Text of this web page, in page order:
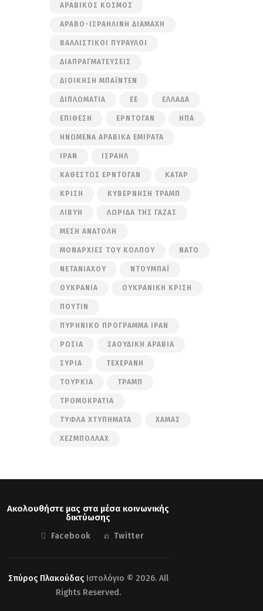
ΑΡΑΒΙΚΌΣ ΚΌΣΜΟΣ
ΑΡΑΒΟ-ΙΣΡΑΗΛΙΝΉ ΔΙΑΜΆΧΗ
ΒΑΛΛΙΣΤΙΚΟΊ ΠΎΡΑΥΛΟΙ
ΔΙΑΠΡΑΓΜΑΤΕΎΣΕΙΣ
ΔΙΟΊΚΗΣΗ ΜΠΆΙΝΤΕΝ
ΔΙΠΛΩΜΑΤΊΑ ΕΕ ΕΛΛΆΔΑ
ΕΠΊΘΕΣΗ ΕΡΝΤΟΓΆΝ ΗΠΑ
ΗΝΩΜΈΝΑ ΑΡΑΒΙΚΆ ΕΜΙΡΆΤΑ
ΙΡΆΝ ΙΣΡΑΉΛ
ΚΑΘΕΣΤΏΣ ΕΡΝΤΟΓΆΝ ΚΑΤΆΡ
ΚΡΊΣΗ ΚΥΒΈΡΝΗΣΗ ΤΡΑΜΠ
ΛΙΒΎΗ ΛΩΡΊΔΑ ΤΗΣ ΓΆΖΑΣ
ΜΈΣΗ ΑΝΑΤΟΛΉ
ΜΟΝΑΡΧΊΕΣ ΤΟΥ ΚΌΛΠΟΥ ΝΑΤΟ
ΝΕΤΑΝΙΆΧΟΥ ΝΤΟΥΜΠΆΙ
ΟΥΚΡΑΝΊΑ ΟΥΚΡΑΝΙΚΉ ΚΡΊΣΗ
ΠΟΎΤΙΝ
ΠΥΡΗΝΙΚΌ ΠΡΌΓΡΑΜΜΑ ΙΡΆΝ
ΡΩΣΊΑ ΣΑΟΥΔΙΚΉ ΑΡΑΒΊΑ
ΣΥΡΊΑ ΤΕΧΕΡΆΝΗ
ΤΟΥΡΚΊΑ ΤΡΑΜΠ
ΤΡΟΜΟΚΡΑΤΊΑ
ΤΥΦΛΆ ΧΤΥΠΉΜΑΤΑ ΧΑΜΆΣ
ΧΕΖΜΠΟΛΛΆΧ
Ακολουθήστε μας στα μέσα κοινωνικής
δικτύωσης
Facebook Twitter
Σπύρος ΠλακούδαςΙστολόγιο © 2026. All
Rights Reserved.